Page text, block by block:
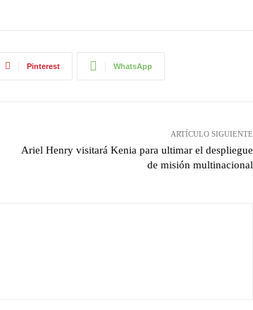
Pinterest WhatsApp
ARTÍCULO SIGUIENTE
Ariel Henry visitará Kenia para ultimar el despliegue
de misión multinacional